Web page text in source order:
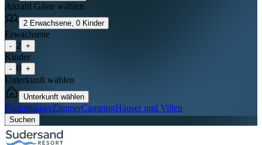
Anzahl Gäste wählen
2 Erwachsene 0 Kinder
Erwachsene
- 2 +
Kinder
- 0 +
Unterkunft wählen
Unterkunft wählen
FerienhäuserZimmerCampingHäuser und Villen
Suchen